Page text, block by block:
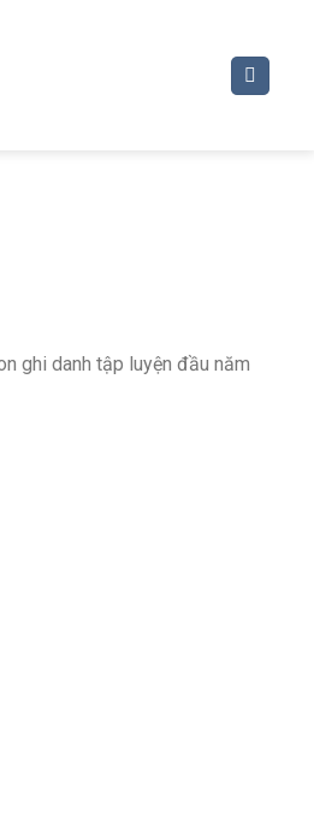
ghi danh tập luyện đầu năm